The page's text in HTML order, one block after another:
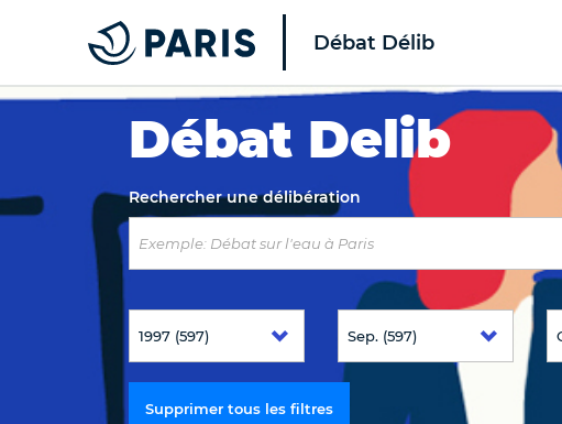
Top of the page
Débat Délib
Débat Delib
Rechercher une délibération
Supprimer tous les filtres